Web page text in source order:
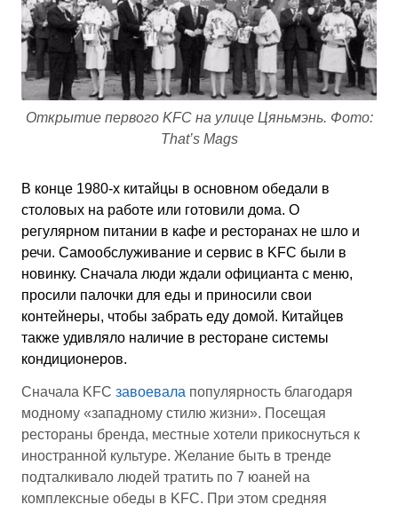
Открытие первого KFC на улице Цяньмэнь. Фото:
That’s Mags
В конце 1980-х китайцы в основном обедали в
столовых на работе или готовили дома. О
регулярном питании в кафе и ресторанах не шло и
речи. Самообслуживание и сервис в KFC были в
новинку. Сначала люди ждали официанта с меню,
просили палочки для еды и приносили свои
контейнеры, чтобы забрать еду домой. Китайцев
также удивляло наличие в ресторане системы
кондиционеров.
Сначала KFC завоевала популярность благодаря
модному «западному стилю жизни». Посещая
рестораны бренда, местные хотели прикоснуться к
иностранной культуре. Желание быть в тренде
подталкивало людей тратить по 7 юаней на
комплексные обеды в KFC. При этом средняя